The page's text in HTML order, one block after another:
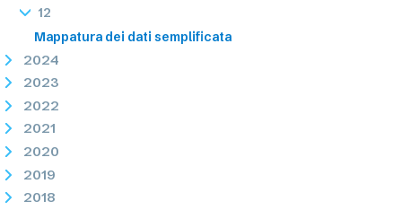
12
Mappatura dei dati semplificata
2024
2023
2022
2021
2020
2019
2018